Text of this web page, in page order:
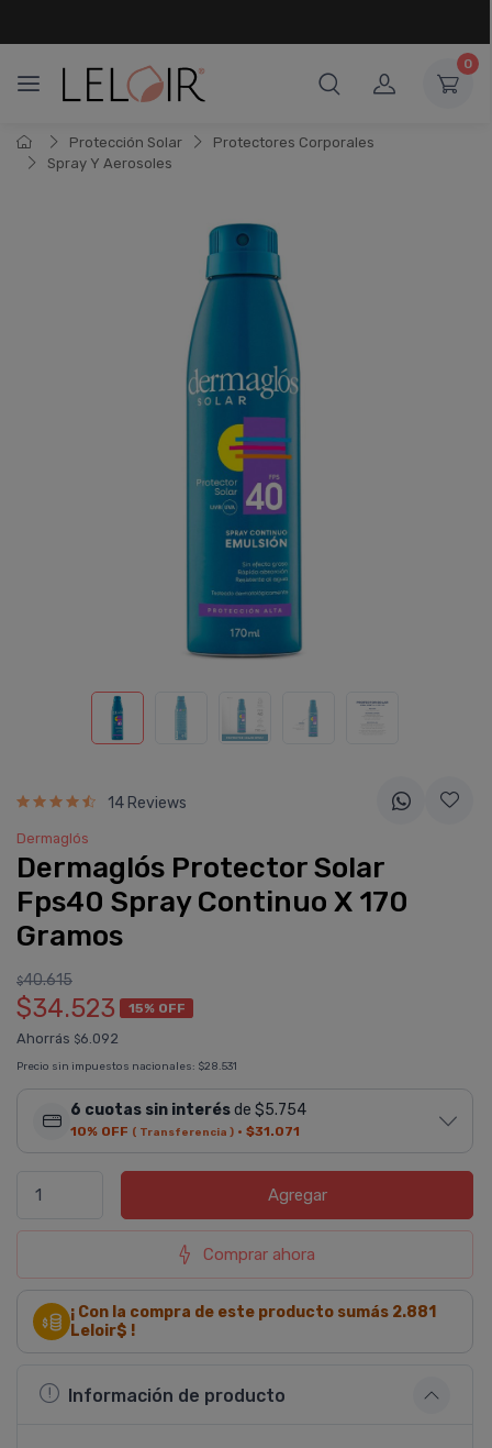
0
Protección Solar
Protectores Corporales
Spray Y Aerosoles
14 Reviews
Dermaglós
Dermaglós Protector Solar
Fps40 Spray Continuo X 170
Gramos
$40.615
$34.523 15% OFF
Ahorrás $6.092
Precio sin impuestos nacionales: $28.531
6 cuotas sin interésde $5.754
10% OFF ( Transferencia ) · $31.071
Agregar
Comprar ahora
¡ Con la compra de este producto sumás 2.881
Leloir$ !
Información de producto